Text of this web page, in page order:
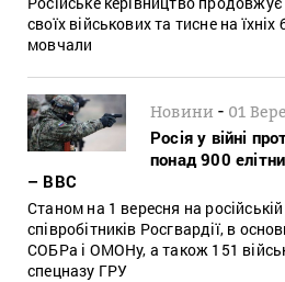
своїх військових та тисне на
мовчали
Новини - 01
Росія у війні
понад 900
– BBC
Станом на 1 вересня на
співробітників Росгвардії, в
СОБРа і ОМОНу, а також 151
спецназу ГРУ